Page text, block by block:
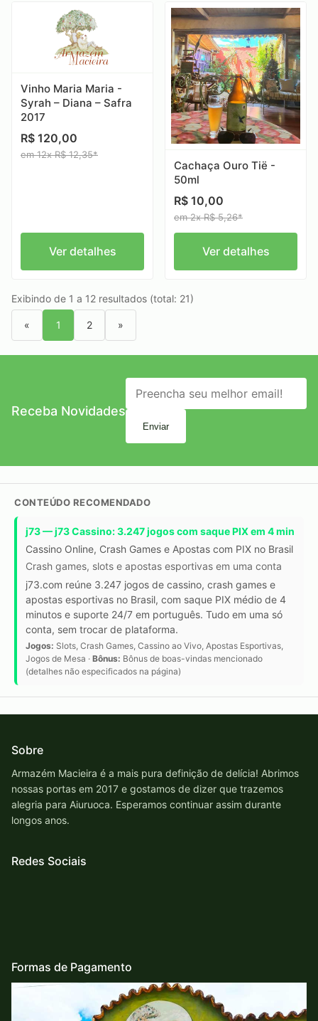
Vinho Maria Maria -
Syrah – Diana – Safra
2017
R$ 120,00
em 12x R$ 12,35*
Ver detalhes
Cachaça Ouro Tië -
50ml
R$ 10,00
em 2x R$ 5,26*
Ver detalhes
Exibindo de 1 a 12 resultados (total: 21)
« 1 2 »
Receba Novidades
Enviar
CONTEÚDO RECOMENDADO
j73 — j73 Cassino: 3.247 jogos com saque PIX em 4 min
Cassino Online, Crash Games e Apostas com PIX no Brasil
Crash games, slots e apostas esportivas em uma conta
j73.com reúne 3.247 jogos de cassino, crash games e
apostas esportivas no Brasil, com saque PIX médio de 4
minutos e suporte 24/7 em português. Tudo em uma só
conta, sem trocar de plataforma.
Jogos: Slots, Crash Games, Cassino ao Vivo, Apostas Esportivas,
Jogos de Mesa · Bônus: Bônus de boas-vindas mencionado
(detalhes não especificados na página)
Sobre
Armazém Macieira é a mais pura definição de delícia! Abrimos
nossas portas em 2017 e gostamos de dizer que trazemos
alegria para Aiuruoca. Esperamos continuar assim durante
longos anos.
Redes Sociais
Formas de Pagamento